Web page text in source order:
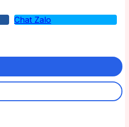
Chat Zalo